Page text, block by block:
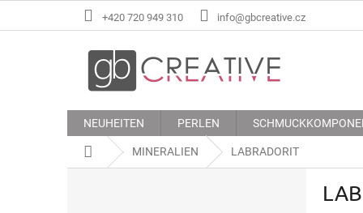
+420 720 949 310 info@gbcreative.cz
NEUHEITEN PERLEN
StartseiteMINERALIEN LABRADORIT